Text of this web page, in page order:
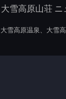
大雪高原山荘
大雪高原温泉、大雪